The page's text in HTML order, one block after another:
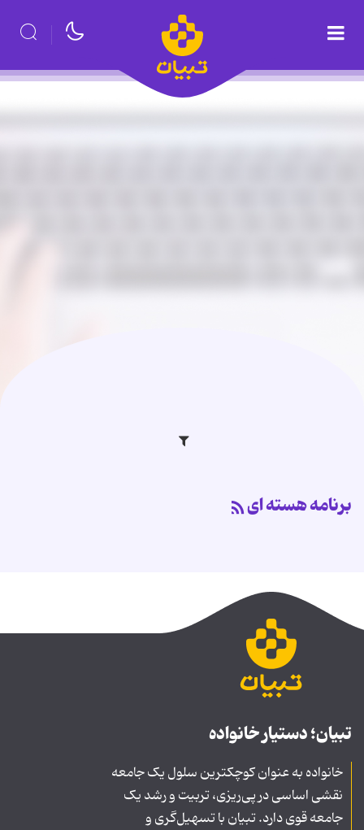
برنامه هسته ای
تبیان؛ دستیار خانواده
خانواده به عنوان کوچکترین سلول یک جامعه
نقشی اساسی در پی‌ریزی، تربیت و رشد یک
جامعه قوی دارد. تبیان با تسهیل‌گری و